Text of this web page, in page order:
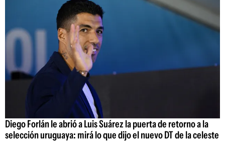
Diego Forlán le abrió a Luis Suárez la puerta de retorno a la
selección uruguaya: mirá lo que dijo el nuevo DT de la celeste